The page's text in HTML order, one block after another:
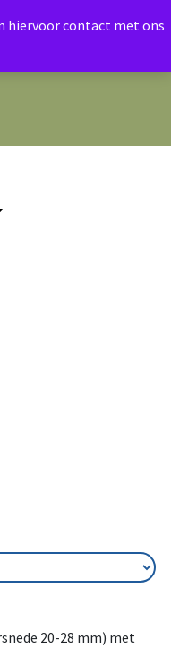
20-28 mm) met
hiervoor contact met ons